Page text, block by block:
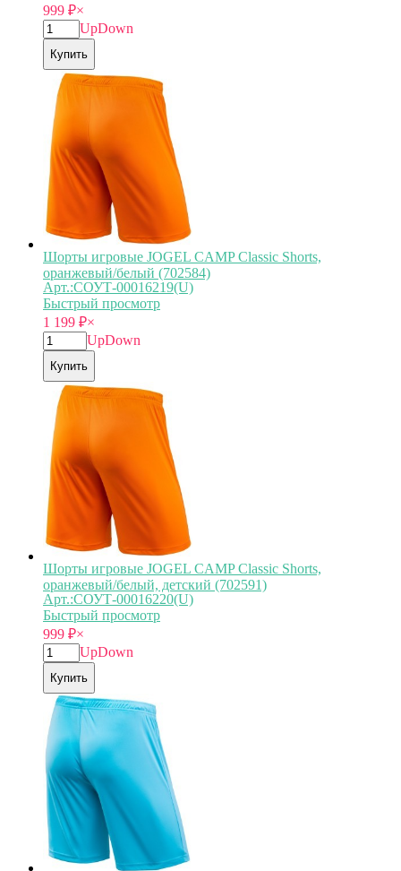
999 ₽×
UpDown
Купить
Шорты игровые JOGEL CAMP Classic Shorts,
оранжевый/белый (702584)
Арт.:СОУТ-00016219(U)
Быстрый просмотр
1 199 ₽×
UpDown
Купить
Шорты игровые JOGEL CAMP Classic Shorts,
оранжевый/белый, детский (702591)
Арт.:СОУТ-00016220(U)
Быстрый просмотр
999 ₽×
UpDown
Купить